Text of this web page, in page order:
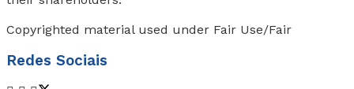
Copyrighted material used under Fair Use/Fair
Redes Sociais